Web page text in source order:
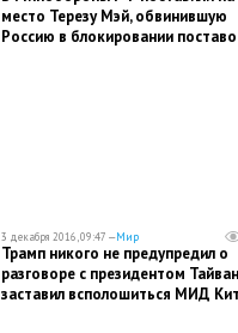
место Терезу Мэй, обвинившую
Россию в блокировании
3 декабря 2016, 09:47 —Мир
Трамп никого не предупредил о
разговоре с президентом
заставил всполошиться МИД